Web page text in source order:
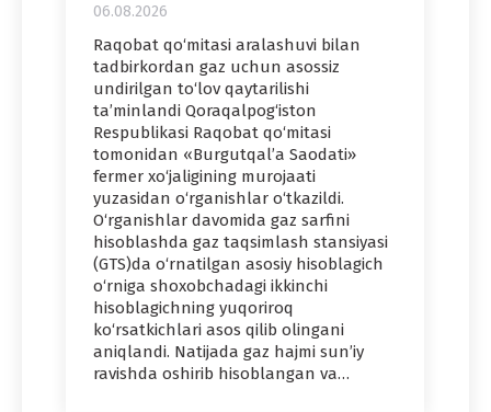
06.08.2026
Raqobat qo‘mitasi aralashuvi bilan
tadbirkordan gaz uchun asossiz
undirilgan to‘lov qaytarilishi
ta’minlandi Qoraqalpog‘iston
Respublikasi Raqobat qo‘mitasi
tomonidan «Burgutqal’a Saodati»
fermer xo‘jaligining murojaati
yuzasidan o‘rganishlar o‘tkazildi.
O‘rganishlar davomida gaz sarfini
hisoblashda gaz taqsimlash stansiyasi
(GTS)da o‘rnatilgan asosiy hisoblagich
o‘rniga shoxobchadagi ikkinchi
hisoblagichning yuqoriroq
ko‘rsatkichlari asos qilib olingani
aniqlandi. Natijada gaz hajmi sun’iy
ravishda oshirib hisoblangan va…